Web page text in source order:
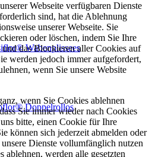
Wabenplissees
Doppelrollos
Webseite verfügbaren Dienste
sind, hat die Ablehnung
unserer Webseite. Sie
oder löschen, indem Sie Ihre
das Blockieren aller Cookies auf
werden jedoch immer aufgefordert,
wenn Sie unsere Website
wenn Sie Cookies ablehnen
Sie immer wieder nach Cookies
bitte, einen Cookie für Ihre
können sich jederzeit abmelden oder
Dienste vollumfänglich nutzen
ablehnen, werden alle gesetzten